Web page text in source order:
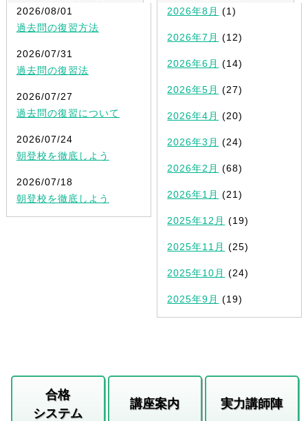
2026/08/01
過去問の復習方法
2026/07/31
過去問の復習法
2026/07/27
過去問の復習について
2026/07/24
朝登校を徹底しよう
2026/07/18
朝登校を徹底しよう
2026年8月 (1)
2026年7月 (12)
2026年6月 (14)
2026年5月 (27)
2026年4月 (20)
2026年3月 (24)
2026年2月 (68)
2026年1月 (21)
2025年12月 (19)
2025年11月 (25)
2025年10月 (24)
2025年9月 (19)
合格
システム
講座案内 実力講師陣